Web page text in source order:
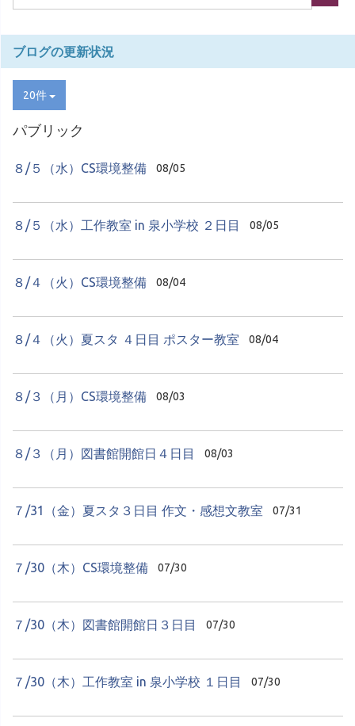
ブログの更新状況
20件
パブリック
８/５（水）CS環境整備 08/05
８/５（水）工作教室 in 泉小学校 ２日目 08/05
８/４（火）CS環境整備 08/04
８/４（火）夏スタ ４日目 ポスター教室 08/04
８/３（月）CS環境整備 08/03
８/３（月）図書館開館日４日目 08/03
７/31（金）夏スタ３日目 作文・感想文教室 07/31
７/30（木）CS環境整備 07/30
７/30（木）図書館開館日３日目 07/30
７/30（木）工作教室 in 泉小学校 １日目 07/30